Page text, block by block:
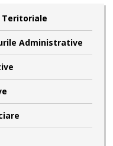
Administrative